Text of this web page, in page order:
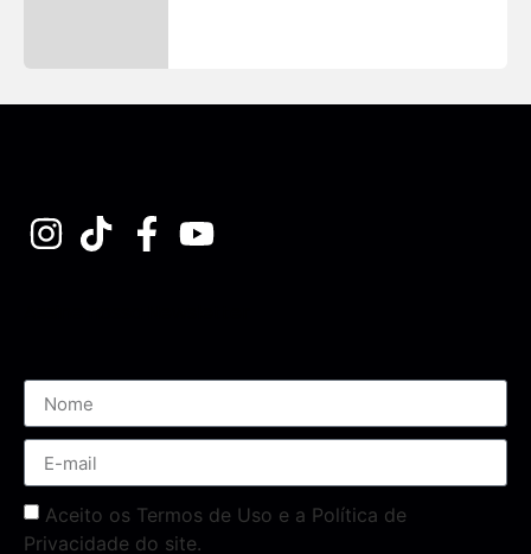
Aceito os Termos de Uso e a Política de
Privacidade do site.